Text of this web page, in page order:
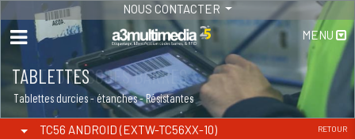
NOUS CONTACTER
MENU
TABLETTES
Tablettes durcies - étanches - Résistantes
TC56 ANDROID (EXTW-TC56XX-10) RETOUR